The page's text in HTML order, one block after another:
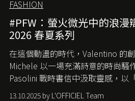
FASHION
#PFW：螢火微光中的浪
2026 春夏系列
在這個動盪的時代， Valentino 的
Michele 以一場充滿詩意的時尚騷
Pasolini 戰時書信中汲取靈感，以
中找尋希望的微光。
13.10.2025 by L'OFFICIEL Team